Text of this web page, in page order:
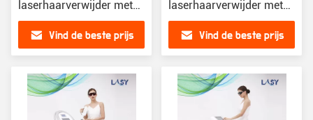
laserhaarverwijder met
een enkele pulsduur van
8 ms
Vind de beste prijs
laserhaarverwijder met
24-uurs service
Vind de beste prijs